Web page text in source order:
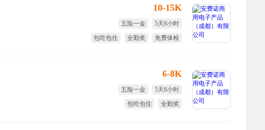
10-15K
五险一金
5天8小时
包吃包住
全勤奖
免费体检
6-8K
五险一金
5天8小时
包吃包住
全勤奖